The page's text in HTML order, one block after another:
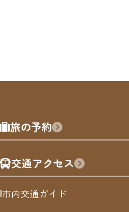
旅の予約
交通アクセス
市内交通ガイド